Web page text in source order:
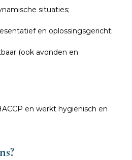
situaties;
en oplossingsgericht;
(ook avonden en
en werkt hygiënisch en